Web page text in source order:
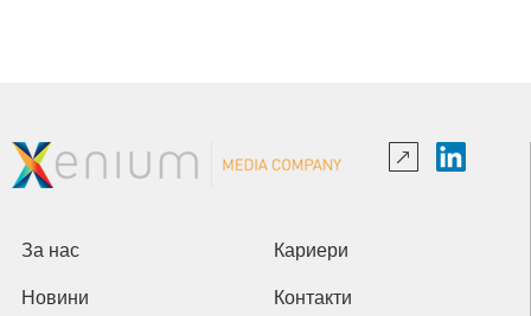
За нас Кариери
Новини Контакти